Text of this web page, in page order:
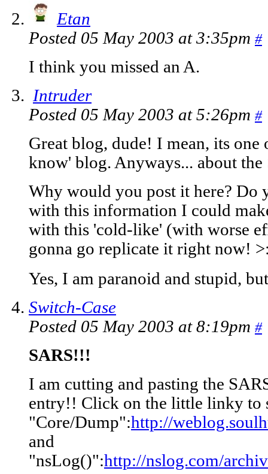
Etan
Posted 05 May 2003 at 3:35pm #
I think you missed an A.
Intruder
Posted 05 May 2003 at 5:26pm #
Great blog, dude! I mean, its
know' blog. Anyways... about the
Why would you post it here? Do
with this information I could
with this 'cold-like' (with worse
gonna go replicate it right now!
Yes, I am paranoid and stupid,
Switch-Case
Posted 05 May 2003 at 8:19pm #
SARS!!!
I am cutting and pasting the
entry!! Click on the little linky to
"Core/Dump":http://
and
"nsLog()":http://nslog.com/